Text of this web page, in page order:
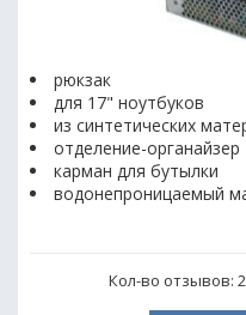
рюкзак
для 17" ноутбуков
из синтетических
отделение-органайзер
карман для бутылки
водонепроницаемый
Кол-во отзывов: 2